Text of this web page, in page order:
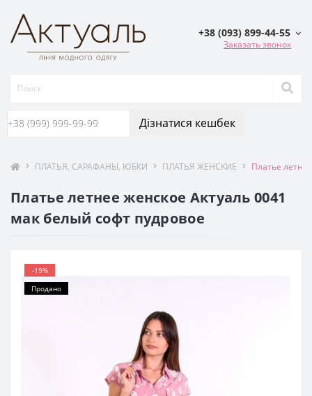
+38 (093) 899-44-55
Заказать звонок
Дізнатися кешбек
ПЛАТЬЯ, САРАФАНЫ, ЮБКИ ПЛАТЬЯ ЖЕНСКИЕ Платье
Платье летнее женское Актуаль 0041
мак белый софт пудровое
-19%
Продано